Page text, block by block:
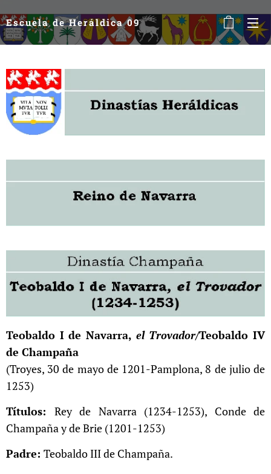
Escuela de Heráldica 09
Teobaldo I de Navarra, el Trovador/Teobaldo IV
de Champaña
(Troyes, 30 de mayo de 1201-Pamplona, 8 de julio de
1253)
Títulos: Rey de Navarra (1234-1253), Conde de
Champaña y de Brie (1201-1253)
Padre: Teobaldo III de Champaña.